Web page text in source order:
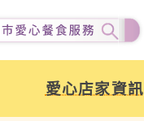
愛心店家資訊